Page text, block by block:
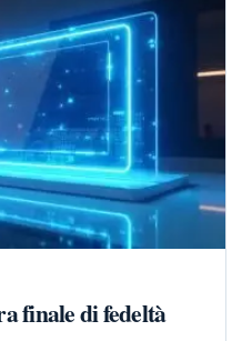
finale di fedeltà